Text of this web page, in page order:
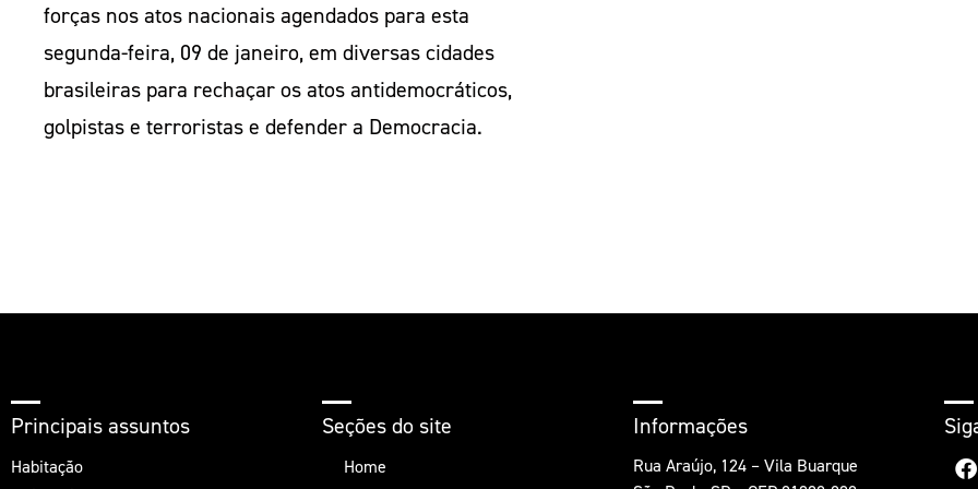
forças nos atos nacionais agendados para esta
segunda-feira, 09 de janeiro, em diversas cidades
brasileiras para rechaçar os atos antidemocráticos,
golpistas e terroristas e defender a Democracia.
Principais assuntos
Habitação
Seções do site
Home
Informações
Rua Araújo, 124 – Vila Buarque